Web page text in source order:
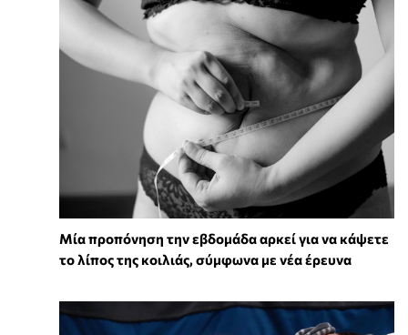
Μία προπόνηση την εβδομάδα αρκεί για να κάψετε
το λίπος της κοιλιάς, σύμφωνα με νέα έρευνα